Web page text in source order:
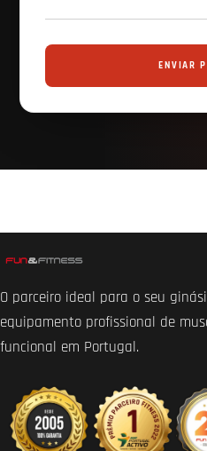
ENVIAR
O parceiro ideal para o seu
equipamento profissional de
funcional em Portugal.